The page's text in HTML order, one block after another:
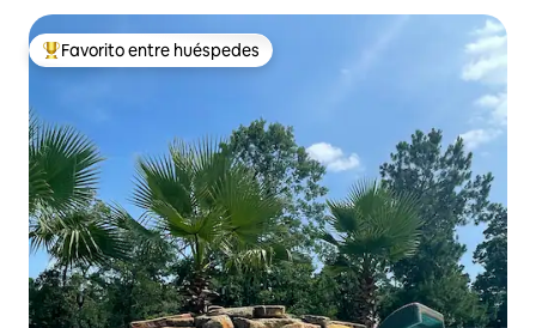
Favorito entre huéspedes preferido
Favorito entre huéspedes